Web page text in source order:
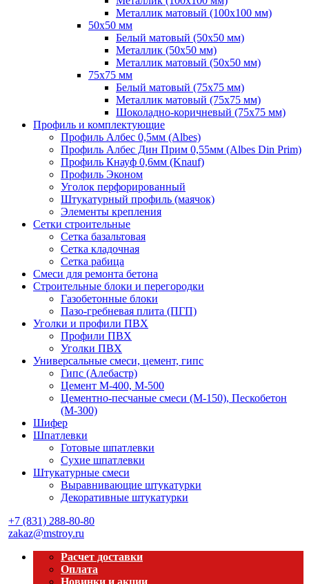
Металлик матовый (100х100 мм)
50х50 мм
Белый матовый (50х50 мм)
Металлик (50х50 мм)
Металлик матовый (50х50 мм)
75х75 мм
Белый матовый (75х75 мм)
Металлик матовый (75х75 мм)
Шоколадно-коричневый (75х75 мм)
Профиль и комплектующие
Профиль Албес 0,5мм (Albes)
Профиль Албес Дин Прим 0,55мм (Albes Din Prim)
Профиль Кнауф 0,6мм (Knauf)
Профиль Эконом
Уголок перфорированный
Штукатурный профиль (маячок)
Элементы крепления
Сетки строительные
Сетка базальтовая
Сетка кладочная
Сетка рабица
Смеси для ремонта бетона
Строительные блоки и перегородки
Газобетонные блоки
Пазо-гребневая плита (ПГП)
Уголки и профили ПВХ
Профили ПВХ
Уголки ПВХ
Универсальные смеси, цемент, гипс
Гипс (Алебастр)
Цемент М-400, М-500
Цементно-песчаные смеси (М-150), Пескобетон
(М-300)
Шифер
Шпатлевки
Готовые шпатлевки
Сухие шпатлевки
Штукатурные смеси
Выравнивающие штукатурки
Декоративные штукатурки
+7 (831) 288-80-80
zakaz@mstroy.ru
Расчет доставки
Оплата
Новинки и акции